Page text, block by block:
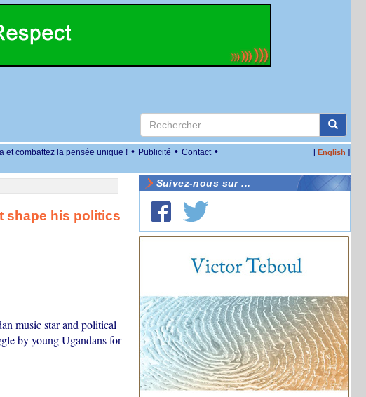
et combattez la pensée unique ! • Publicité • Contact • [English ]
shape his politics
music star and political
by young Ugandans for
Suivez-nous sur ...